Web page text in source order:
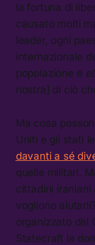
la fortuna di
causato molti
leader, ogni
internazionale
popolazione e
nostra] di ciò
Ma cosa
Uniti e gli stati
davanti a sé
quelle militari.
cittadini iraniani
vogliono
organizzato dal
Statecraft la